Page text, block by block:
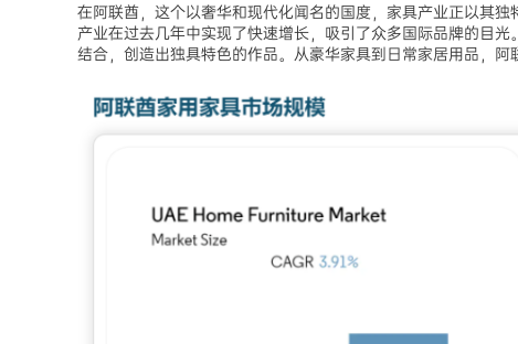
在阿联酋，这个以奢华和现代化闻名的国度，家具产业正以其
产业在过去几年中实现了快速增长，吸引了众多国际品牌的目
结合，创造出独具特色的作品。从豪华家具到日常家居用品，阿